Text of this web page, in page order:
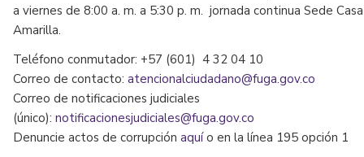
a viernes de 8:00 a. m. a 5:30 p. m. jornada continua Sede Casa
Amarilla.
Teléfono conmutador: +57 (601) 4 32 04 10
Correo de contacto: atencionalciudadano@fuga.gov.co
Correo de notificaciones judiciales
(único): notificacionesjudiciales@fuga.gov.co
Denuncie actos de corrupción aquío en la línea 195 opción 1